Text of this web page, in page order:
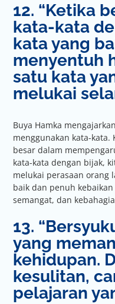
12. “Ketika
kata-kata
kata yang
menyentuh
satu kata
melukai
Buya Hamka
menggunakan kata-kata.
besar dalam
kata-kata dengan bijak,
melukai perasaan orang
baik dan penuh
semangat, dan
13.
yang
kehidupan.
kesulitan,
pelajaran